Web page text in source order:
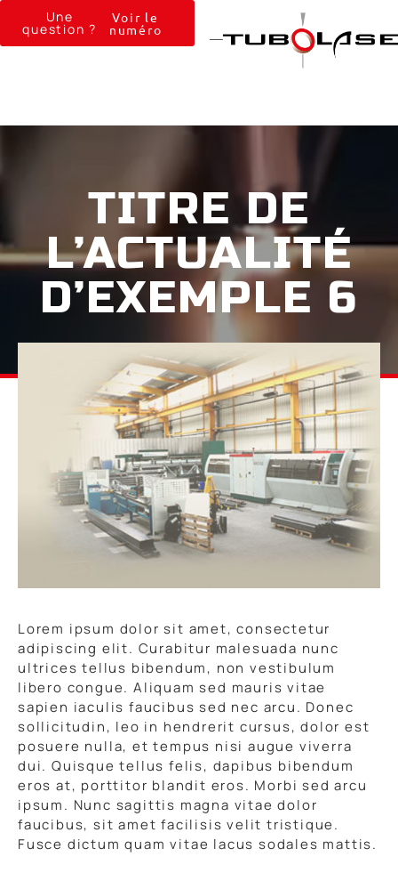
Une
question ?
Voir le
numéro
TITRE DE
L’ACTUALITÉ
D’EXEMPLE 6
Lorem ipsum dolor sit amet, consectetur
adipiscing elit. Curabitur malesuada nunc
ultrices tellus bibendum, non vestibulum
libero congue. Aliquam sed mauris vitae
sapien iaculis faucibus sed nec arcu. Donec
sollicitudin, leo in hendrerit cursus, dolor est
posuere nulla, et tempus nisi augue viverra
dui. Quisque tellus felis, dapibus bibendum
eros at, porttitor blandit eros. Morbi sed arcu
ipsum. Nunc sagittis magna vitae dolor
faucibus, sit amet facilisis velit tristique.
Fusce dictum quam vitae lacus sodales mattis.